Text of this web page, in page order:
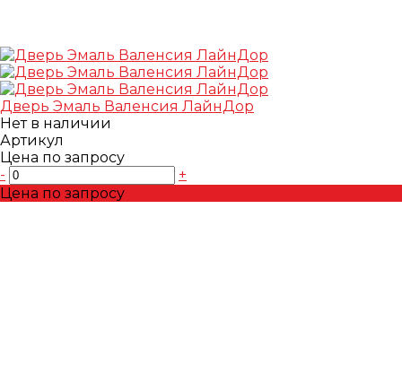
Дверь Эмаль Валенсия ЛайнДор
Нет в наличии
Артикул
Цена по запросу
-
+
Цена по запросу